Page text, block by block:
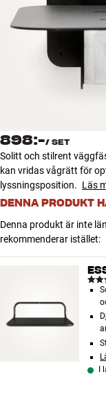
Tillbehör
MÄRKEN
Hitta Butik
Kundtjänst
Kundtjänst
Bygg med ljud
Företag
898:-/ SET
Solitt och stilrent
kan vridas vågrätt för
lyssningsposition. Läs
DENNA PRODUKT
Denna produkt är inte
rekommenderar istället: